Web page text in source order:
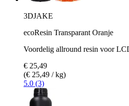
3DJAKE
ecoResin Transparant Oranje
Voordelig allround resin voor
€ 25,49
(€ 25,49 / kg)
5.0 (3)